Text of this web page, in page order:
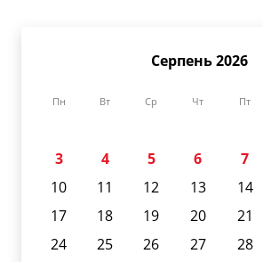
Серпень 2026
Пн Вт Ср Чт Пт
3
4 5 6 7
10
11 12 13 14
17
18 19 20 21
24
25 26 27 28